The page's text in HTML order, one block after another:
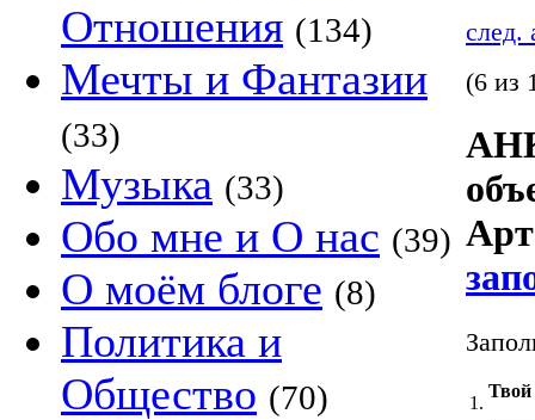
Отношения (134)
Мечты и Фантазии
(33)
Музыка (33)
Обо мне и О нас (39)
О моём блоге (8)
Политика и
Общество (70)
след.
(6 из
1.
Твой